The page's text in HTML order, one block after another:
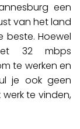
een
van het land
Hoewel
32 ​​mbps
te werken en
je ook geen
te vinden,